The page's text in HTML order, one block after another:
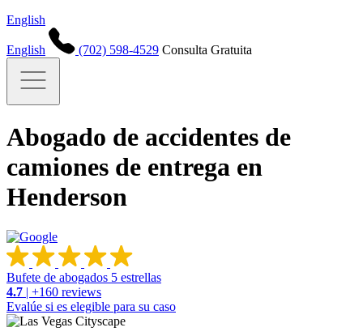
English
English (702) 598-4529 Consulta Gratuita
Abogado de accidentes de
camiones de entrega en
Henderson
Bufete de abogados 5 estrellas
4.7 | +160 reviews
Evalúe si es elegible para su caso